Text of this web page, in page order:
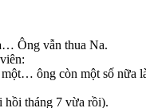
Ông vẫn thua Na.
ông còn một số nữa
tháng 7 vừa rồi).